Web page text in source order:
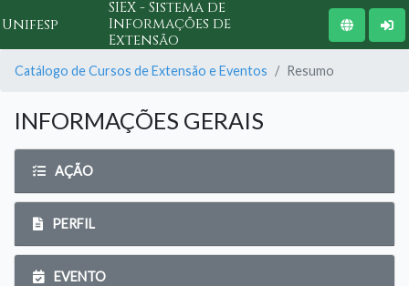
Unifesp
SIEX - Sistema de
Informações de
Extensão
Catálogo de Cursos de Extensão e Eventos Resumo
INFORMAÇÕES GERAIS
AÇÃO
PERFIL
EVENTO